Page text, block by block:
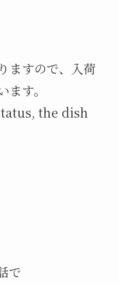
ますので、入荷
す。
the dish
で